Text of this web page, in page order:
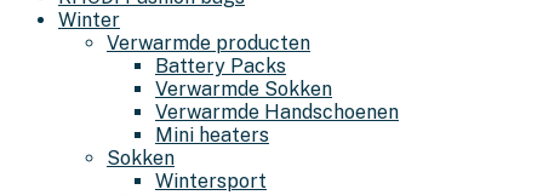
Winter
Verwarmde producten
Battery Packs
Verwarmde Sokken
Verwarmde Handschoenen
Mini heaters
Sokken
Wintersport